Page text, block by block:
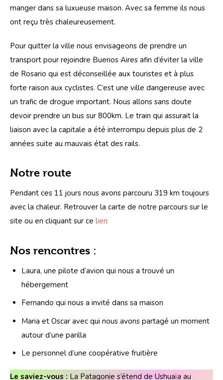
manger dans sa luxueuse maison. Avec sa femme ils nous
ont reçu très chaleureusement.
Pour quitter la ville nous envisageons de prendre un
transport pour rejoindre Buenos Aires afin d’éviter la ville
de Rosario qui est déconseillée aux touristes et à plus
forte raison aux cyclistes. C’est une ville dangereuse avec
un trafic de drogue important. Nous allons sans doute
devoir prendre un bus sur 800km. Le train qui assurait la
liaison avec la capitale a été interrompu depuis plus de 2
années suite au mauvais état des rails.
Notre route
Pendant ces 11 jours nous avons parcouru 319 km toujours
avec la chaleur. Retrouver la carte de notre parcours sur le
site ou en cliquant sur ce lien
Nos rencontres :
Laura, une pilote d’avion qui nous a trouvé un
hébergement
Fernando qui nous a invité dans sa maison
Maria et Oscar avec qui nous avons partagé un moment
autour d’une parilla
Le personnel d’une coopérative fruitière
Le saviez-vous : La Patagonie s’étend de Ushuaïa au